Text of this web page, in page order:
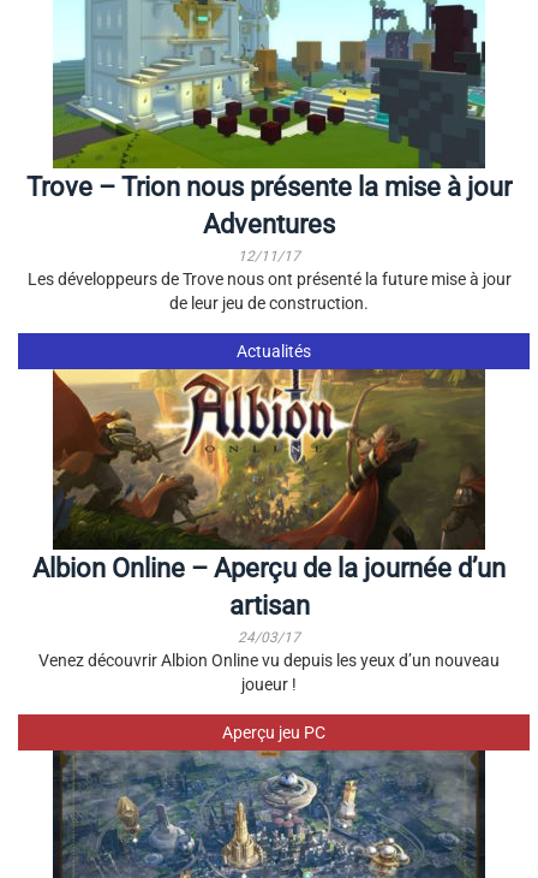
Trove – Trion nous présente la mise à jour
Adventures
12/11/17
Les développeurs de Trove nous ont présenté la future mise à jour
de leur jeu de construction.
Actualités
Albion Online – Aperçu de la journée d’un
artisan
24/03/17
Venez découvrir Albion Online vu depuis les yeux d’un nouveau
joueur !
Aperçu jeu PC